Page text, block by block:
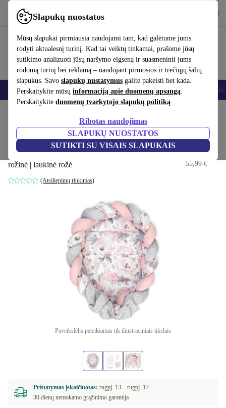
Slapukų nuostatos
Mūsų slapukai pirmiausia naudojami tam, kad galėtume jums
rodyti aktualesnį turinį. Kad tai veiktų tinkamai, prašome jūsų
sutikimo analizuoti jūsų naršymo elgseną ir suasmeninti jums
rodomą turinį bei reklamą – naudojant pirmosios ir trečiųjų šalių
slapukus. Savo slapukų nustatymus galite pakeisti bet kada.
Perskaitykite mūsų informaciją apie duomenų apsaugą.
Perskaitykite duomenų tvarkytojo slapukų politiką
Ribotas naudojimas
SLAPUKŲ NUOSTATOS
SUTIKTI SU VISAIS SLAPUKAIS
Naudok refurbed greitai ir paprastai
Išmanieji telefonai Nešiojamieji kompiuteriai Planšetės Išmanieji
Totsy kūdikis kūdikio lizdas
Kuschelnest
rožinė | laukinė rožė
(Atsiliepimų rinkimas)
54,80 €
55,99 €
Paveikslėlis pateikiamas tik iliustraciniais tikslais
Pristatymas įskaičiuotas: rugpj. 13 – rugpj. 17
30 dienų nemokamo grąžinimo garantija